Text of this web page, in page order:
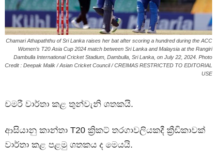
Chamari Athapaththu of Sri Lanka raises her bat after scoring a hundred during the ACC
Women’s T20 Asia Cup 2024 match between Sri Lanka and Malaysia at the Rangiri
Dambulla International Cricket Stadium, Dambulla, Sri Lanka, on July 22, 2024. Photo
Credit : Deepak Malik / Asian Cricket Council / CREIMAS RESTRICTED TO EDITORIAL
USE
චමරී වාර්තා කළ තුන්වැනි ශතකයි.
ආසියානු කාන්තා T20 ක්‍රිකට් තරගාවලියකදී ක්‍රීඩිකාවක්
වාර්තා කළ පළමු ශතකය ද මෙයයි.